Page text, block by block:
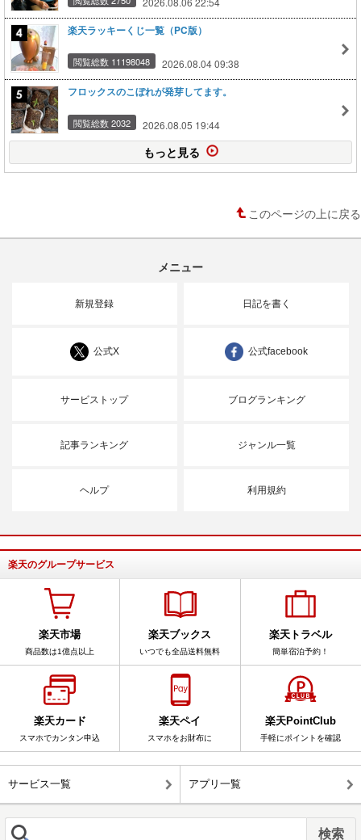
楽天ラッキーくじ一覧（PC版）
閲覧総数 11198048 2026.08.04 09:38
フロックスのこぼれが発芽してます。
閲覧総数 2032 2026.08.05 19:44
もっと見る
このページの上に戻る
メニュー
新規登録 日記を書く
公式X 公式facebook
サービストップ ブログランキング
記事ランキング ジャンル一覧
ヘルプ 利用規約
楽天のグループサービス
楽天市場
商品数は1億点以上
楽天ブックス
いつでも全品送料無料
楽天トラベル
簡単宿泊予約！
楽天カード
スマホでカンタン申込
楽天ペイ
スマホをお財布に
楽天PointClub
手軽にポイントを確認
サービス一覧 アプリ一覧